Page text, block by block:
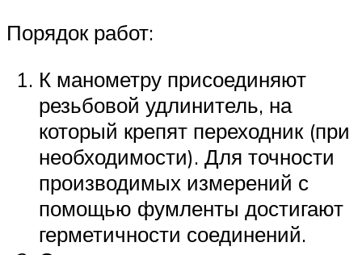
Порядок работ:
К манометру присоединяют
резьбовой удлинитель, на
который крепят переходник (при
необходимости). Для точности
производимых измерений с
помощью фумленты достигают
герметичности соединений.